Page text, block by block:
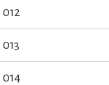
012
013
014